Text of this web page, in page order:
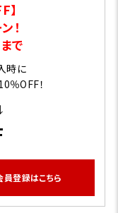
】
！
で
時に
％OFF！
員登録はこちら